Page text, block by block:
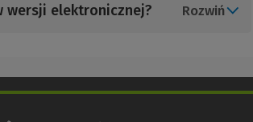
wersji elektronicznej? Rozwiń